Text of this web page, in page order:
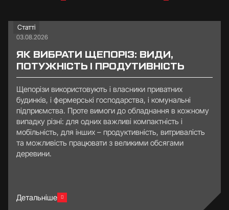
Статті
03.08.2026
ЯК ВИБРАТИ ЩЕПОРІЗ: ВИДИ,
ПОТУЖНІСТЬ І ПРОДУТИВНІСТЬ
Щепорізи використовують і власники приватних
будинків, і фермерські господарства, і комунальні
підприємства. Проте вимоги до обладнання в кожному
випадку різні: для одних важливі компактність і
мобільність, для інших – продуктивність, витривалість
та можливість працювати з великими обсягами
деревини.
Детальніше